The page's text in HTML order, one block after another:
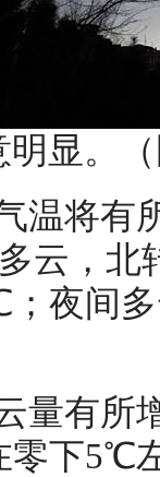
显。
温将有
云，北
夜间
量有所
下5℃